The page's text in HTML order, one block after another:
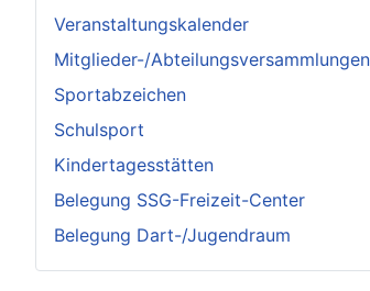
Veranstaltungskalender
Mitglieder-/Abteilungsversammlungen
Sportabzeichen
Schulsport
Kindertagesstätten
Belegung SSG-Freizeit-Center
Belegung Dart-/Jugendraum